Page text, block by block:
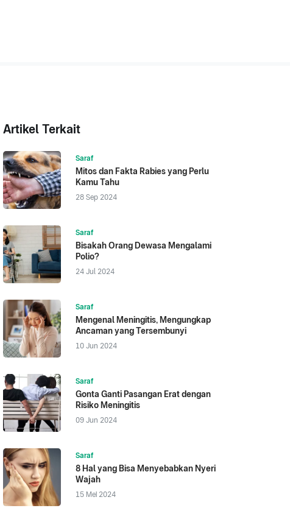
Artikel Terkait
Saraf
Mitos dan Fakta Rabies yang Perlu
Kamu Tahu
28 Sep 2024
Saraf
Bisakah Orang Dewasa Mengalami
Polio?
24 Jul 2024
Saraf
Mengenal Meningitis, Mengungkap
Ancaman yang Tersembunyi
10 Jun 2024
Saraf
Gonta Ganti Pasangan Erat dengan
Risiko Meningitis
09 Jun 2024
Saraf
8 Hal yang Bisa Menyebabkan Nyeri
Wajah
15 Mei 2024